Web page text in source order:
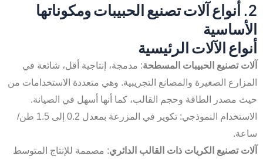
2. أنواع آلات تصنيع الحبيبات ومكوناتها
الأساسية
أنواع الآلات الرئيسية
آلات تصنيع الحبيبات المسطحة: مدمجة، إنتاجية أقل، شائعة في
المزارع الصغيرة والمصانع التجريبية. وهي متعددة الاستخدامات من
حيث مصدر الطاقة وحجم القالب، كما أنها أسهل في الصيانة.
الاستخدام النموذجي: تكوير في المزرعة بمعدل 0.2 إلى 1.5 طن/
ساعة.
آلات تصنيع الكريات ذات القالب الدائري: مصممة للإنتاج المتوسط